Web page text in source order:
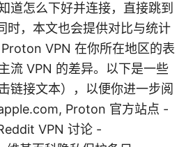
道怎么下好并连接，直接跳到
时，本文也会提供对比与统计
VPN 在你所在地区的表
流 VPN 的差异。以下是一些
链接文本），以便你进一步阅
Proton 官方站点 -
VPN 讨论 -